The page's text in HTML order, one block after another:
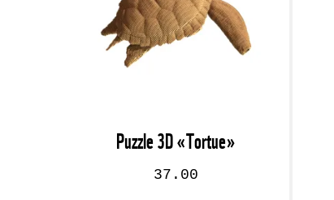
Puzzle 3D «Tortue»
37.00